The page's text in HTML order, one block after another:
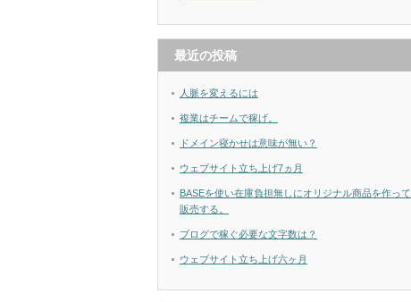
最近の投稿
人脈を変えるには
複業はチームで稼げ。
ドメイン寝かせは意味が無い？
ウェブサイト立ち上げ7ヵ月
BASEを使い在庫負担無しにオリジナル商品を作って
販売する。
ブログで稼ぐ必要な文字数は？
ウェブサイト立ち上げ六ヶ月